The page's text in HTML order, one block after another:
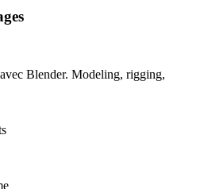
Blender. Modeling, rigging,